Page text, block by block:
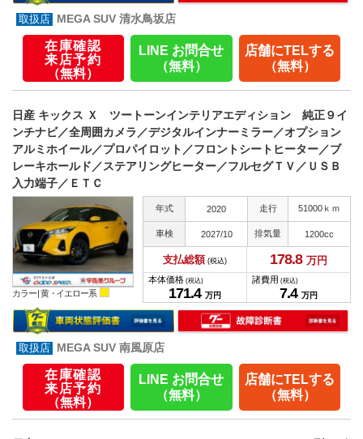
MEGA SUV 清水鳥坂店
在庫確認
来店予約
（無料）
LINE お問合せ
（無料）
店舗にTELする
（無料）
日産 キックス Ｘ ツートーンインテリアエディション 純正９イ
ンチナビ／全周囲カメラ／デジタルインナーミラー／オプション
アルミホイール／プロパイロット／フロントシートヒーター／ブ
レーキホールド／ステアリングヒーター／フルセグＴＶ／ＵＳＢ
入力端子／ＥＴＣ
カラー | 黄・イエロー系
年式 2020 走行 51000ｋｍ
車検 2027/10 排気量 1200cc
支払総額 (税込) 178.8 万円
本体価格 (税込)
171.4 万円
諸費用 (税込)
7.4 万円
MEGA SUV 南風原店
在庫確認
来店予約
（無料）
LINE お問合せ
（無料）
店舗にTELする
（無料）